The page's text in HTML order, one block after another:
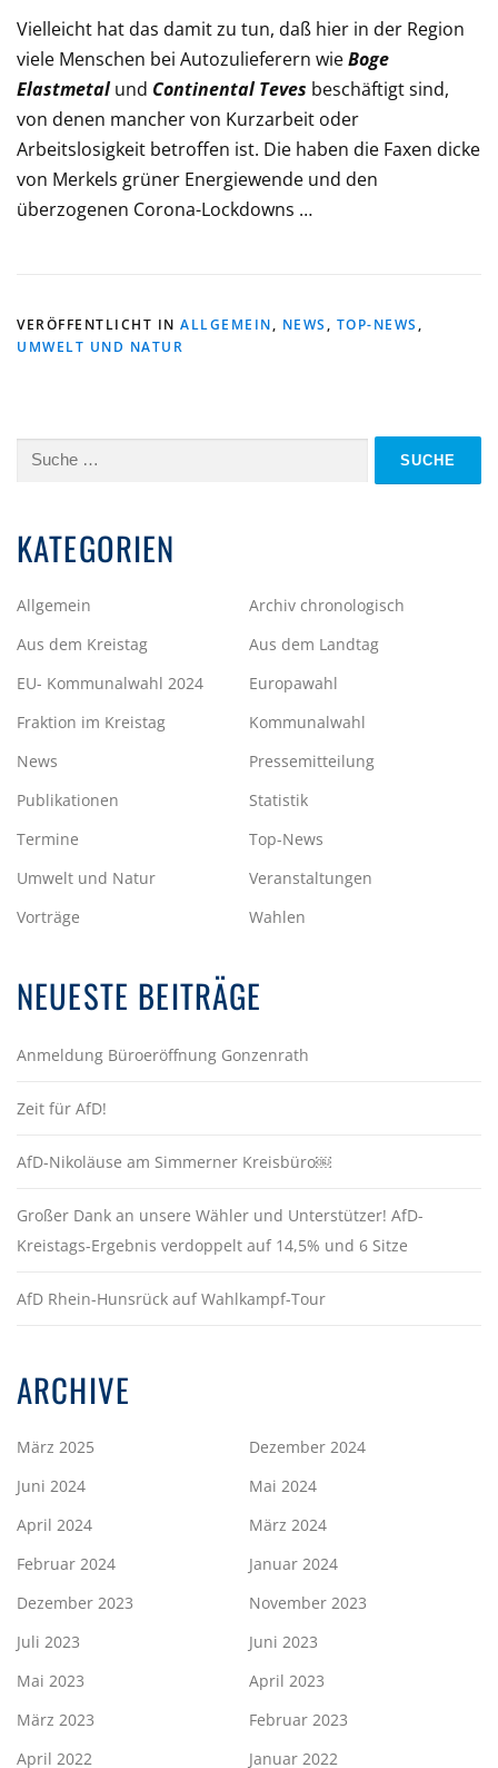
Vielleicht hat das damit zu tun, daß hier in der Region
viele Menschen bei Autozulieferern wieBoge
Elastmetalund Continental Teves beschäftigt sind,
von denen mancher von Kurzarbeit oder
Arbeitslosigkeit betroffen ist. Die haben die Faxen dicke
von Merkels grüner Energiewende und den
überzogenen Corona-Lockdowns …
VERÖFFENTLICHT IN ALLGEMEIN, NEWS, TOP-NEWS,
UMWELT UND NATUR
Suche
KATEGORIEN
Allgemein
Archiv chronologisch
Aus dem Kreistag
Aus dem Landtag
EU- Kommunalwahl 2024
Europawahl
Fraktion im Kreistag
Kommunalwahl
News
Pressemitteilung
Publikationen
Statistik
Termine
Top-News
Umwelt und Natur
Veranstaltungen
Vorträge
Wahlen
NEUESTE BEITRÄGE
Anmeldung Büroeröffnung Gonzenrath
Zeit für AfD!
AfD-Nikoläuse am Simmerner Kreisbüro￼
Großer Dank an unsere Wähler und Unterstützer! AfD-
Kreistags-Ergebnis verdoppelt auf 14,5% und 6 Sitze
AfD Rhein-Hunsrück auf Wahlkampf-Tour
ARCHIVE
März 2025
Dezember 2024
Juni 2024
Mai 2024
April 2024
März 2024
Februar 2024
Januar 2024
Dezember 2023
November 2023
Juli 2023
Juni 2023
Mai 2023
April 2023
März 2023
Februar 2023
April 2022
Januar 2022